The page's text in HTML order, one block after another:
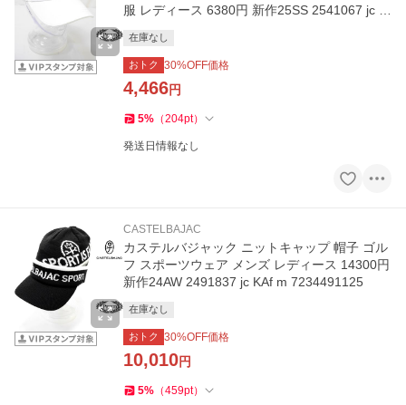
服 レディース 6380円 新作25SS 2541067 jc K
在庫なし
おトク 30%OFF価格
4,466円
5% （204pt）
発送日情報なし
CASTELBAJAC
カステルバジャック ニットキャップ 帽子 ゴル
フ スポーツウェア メンズ レディース 14300円
新作24AW 2491837 jc KAf m 7234491125
在庫なし
おトク 30%OFF価格
10,010円
5% （459pt）